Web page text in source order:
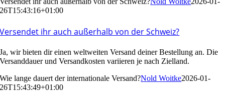
26T15:43:16+01:00
Versendet ihr auch außerhalb von der Schweiz?
Ja, wir bieten dir einen weltweiten Versand deiner Bestellung an. Die
Versanddauer und Versandkosten variieren je nach Zielland.
Wie lange dauert der internationale Versand?Nold Woitke2026-01-
26T15:43:49+01:00